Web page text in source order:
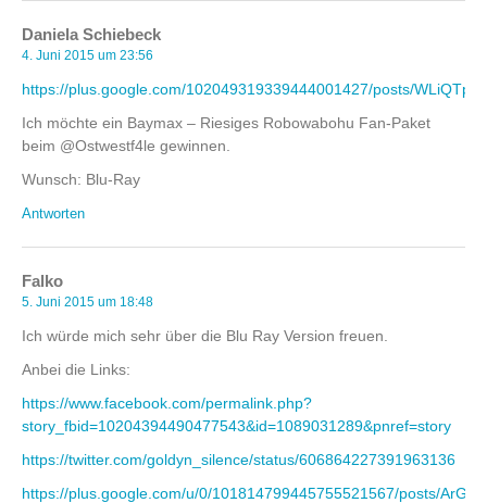
Daniela Schiebeck
4. Juni 2015 um 23:56
https://plus.google.com/102049319339444001427/posts/
Ich möchte ein Baymax – Riesiges Robowabohu Fan-Paket
beim @Ostwestf4le gewinnen.
Wunsch: Blu-Ray
Antworten
Falko
5. Juni 2015 um 18:48
Ich würde mich sehr über die Blu Ray Version freuen.
Anbei die Links:
https://www.facebook.com/permalink.php?
story_fbid=10204394490477543&id=1089031289&pnref=story
https://twitter.com/goldyn_silence/status/606864227391963136
https://plus.google.com/u/0/101814799445755521567/posts/